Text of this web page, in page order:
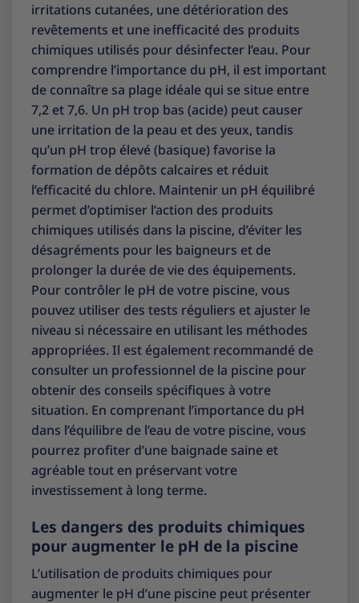
irritations cutanées, une détérioration des
revêtements et une inefficacité des produits
chimiques utilisés pour désinfecter l’eau. Pour
comprendre l’importance du pH, il est important
de connaître sa plage idéale qui se situe entre
7,2 et 7,6. Un pH trop bas (acide) peut causer
une irritation de la peau et des yeux, tandis
qu’un pH trop élevé (basique) favorise la
formation de dépôts calcaires et réduit
l’efficacité du chlore. Maintenir un pH équilibré
permet d’optimiser l’action des produits
chimiques utilisés dans la piscine, d’éviter les
désagréments pour les baigneurs et de
prolonger la durée de vie des équipements.
Pour contrôler le pH de votre piscine, vous
pouvez utiliser des tests réguliers et ajuster le
niveau si nécessaire en utilisant les méthodes
appropriées. Il est également recommandé de
consulter un professionnel de la piscine pour
obtenir des conseils spécifiques à votre
situation. En comprenant l’importance du pH
dans l’équilibre de l’eau de votre piscine, vous
pourrez profiter d’une baignade saine et
agréable tout en préservant votre
investissement à long terme.
Les dangers des produits chimiques
pour augmenter le pH de la piscine
L’utilisation de produits chimiques pour
augmenter le pH d’une piscine peut présenter